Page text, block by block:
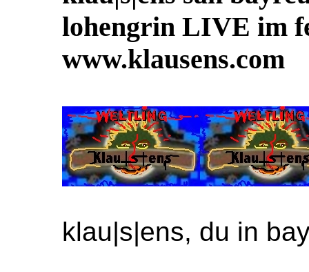
lohengrin LIVE im
www.klausens.com
klau|s|ens, du in